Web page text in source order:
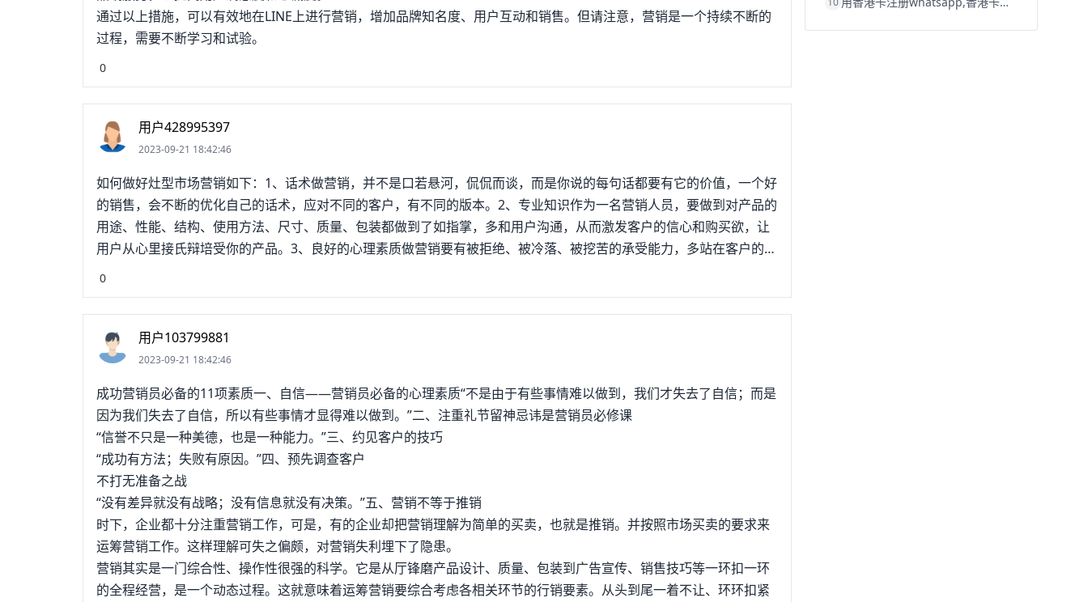
通过以上措施，可以有效地在LINE上进行营销，增加品牌知名度、用户互动和销售。但请注意，营销是一个持续不断的
过程，需要不断学习和试验。
0
用户428995397
2023-09-21 18:42:46
如何做好灶型市场营销如下：1、话术做营销，并不是口若悬河，侃侃而谈，而是你说的每句话都要有它的价值，一个好
的销售，会不断的优化自己的话术，应对不同的客户，有不同的版本。2、专业知识作为一名营销人员，要做到对产品的
用途、性能、结构、使用方法、尺寸、质量、包装都做到了如指掌，多和用户沟通，从而激发客户的信心和购买欲，让
用户从心里接氏辩培受你的产品。3、良好的心理素质做营销要有被拒绝、被冷落、被挖苦的承受能力，多站在客户的角
度对客户进行引导，用你的诚意和坦诚来打动用户的购买欲望。4、谈判技巧当营销陷入僵局时，要善于微笑和倾听，要
注重仪容仪表，给客户良好的第一印象，与客户交易时，态度要和蔼。
0
用户103799881
2023-09-21 18:42:46
成功营销员必备的11项素质一、自信——营销员必备的心理素质“不是由于有些事情难以做到，我们才失去了自信；而是
因为我们失去了自信，所以有些事情才显得难以做到。”二、注重礼节留神忌讳是营销员必修课
“信誉不只是一种美德，也是一种能力。”三、约见客户的技巧
“成功有方法；失败有原因。”四、预先调查客户
不打无准备之战
“没有差异就没有战略；没有信息就没有决策。”五、营销不等于推销
时下，企业都十分注重营销工作，可是，有的企业却把营销理解为简单的买卖，也就是推销。并按照市场买卖的要求来
运筹营销工作。这样理解可失之偏颇，对营销失利埋下了隐患。
营销其实是一门综合性、操作性很强的科学。它是从厅锋磨产品设计、质量、包装到广告宣传、销售技巧等一环扣一环
的全程经营，是一个动态过程。这就意味着运筹营销要综合考虑各相关环节的行销要素。从头到尾一着不让、环环扣紧